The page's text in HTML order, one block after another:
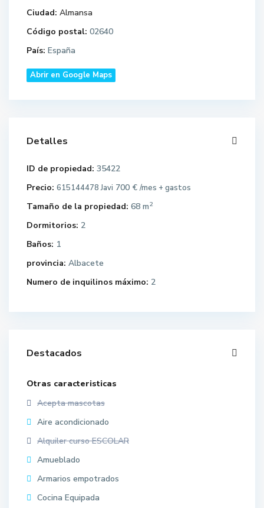
Ciudad: Almansa
Código postal: 02640
País: España
Abrir en Google Maps
Detalles
ID de propiedad: 35422
Precio: 615144478 Javi 700 € /mes + gastos
Tamaño de la propiedad: 68 m2
Dormitorios: 2
Baños: 1
provincia: Albacete
Numero de inquilinos máximo: 2
Destacados
Otras caracteristicas
Acepta mascotas
Aire acondicionado
Alquiler curso ESCOLAR
Amueblado
Armarios empotrados
Cocina Equipada